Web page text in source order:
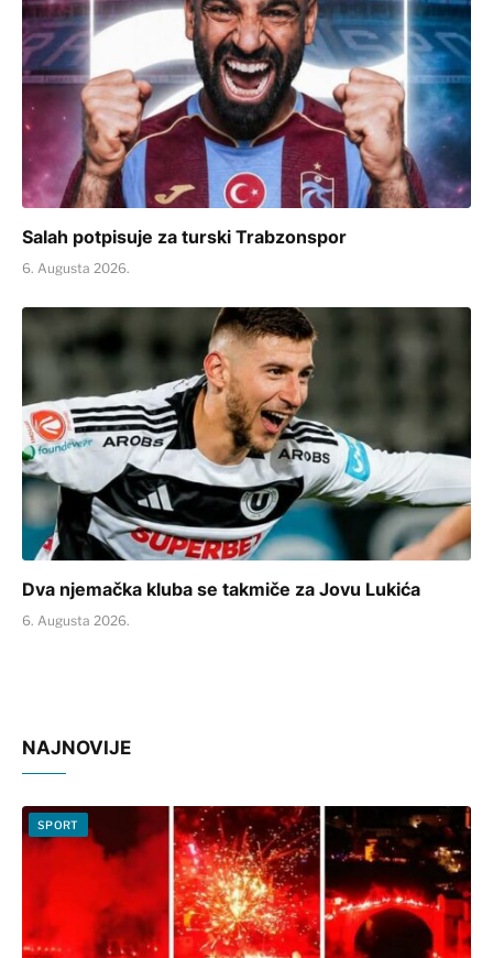
Salah potpisuje za turski Trabzonspor
6. Augusta 2026.
Dva njemačka kluba se takmiče za Jovu Lukića
6. Augusta 2026.
NAJNOVIJE
SPORT